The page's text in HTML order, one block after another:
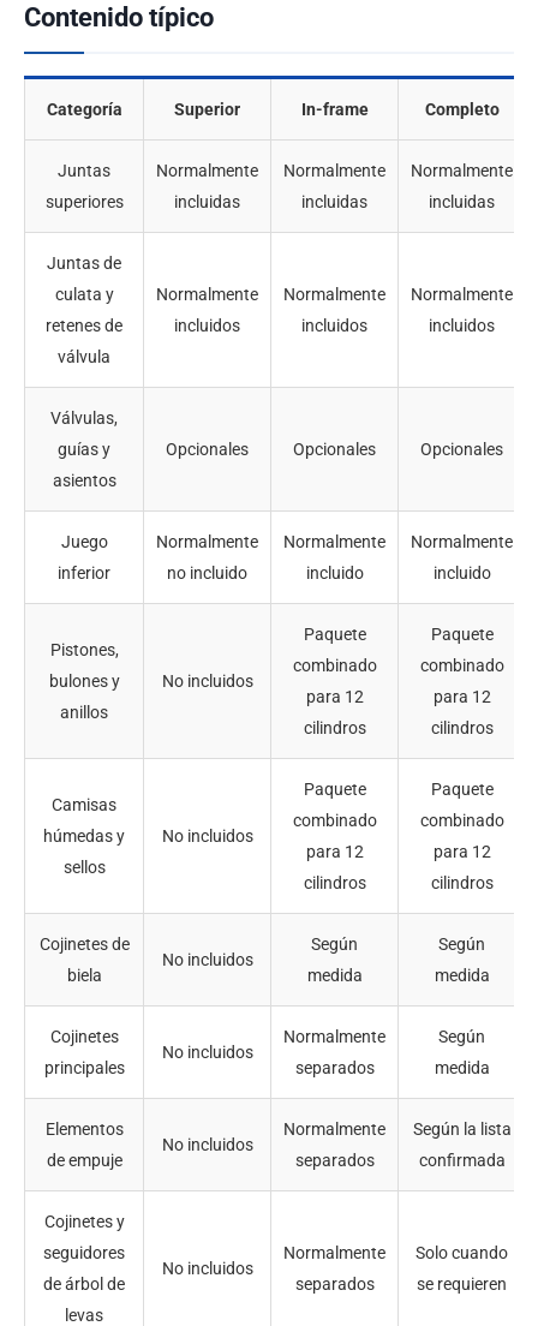
Contenido típico
Categoría Superior In-frame Completo
Juntas
superiores
Normalmente
incluidas
Normalmente
incluidas
Normalmente
incluidas
Juntas de
culata y
retenes de
válvula
Normalmente
incluidos
Normalmente
incluidos
Normalmente
incluidos
Válvulas,
guías y
asientos
Opcionales Opcionales Opcionales
Juego
inferior
Normalmente
no incluido
Normalmente
incluido
Normalmente
incluido
Pistones,
bulones y
anillos
No incluidos
Paquete
combinado
para 12
cilindros
Paquete
combinado
para 12
cilindros
Camisas
húmedas y
sellos
No incluidos
Paquete
combinado
para 12
cilindros
Paquete
combinado
para 12
cilindros
Cojinetes de
biela
No incluidos
Según
medida
Según
medida
Cojinetes
principales
No incluidos
Normalmente
separados
Según
medida
Elementos
de empuje
No incluidos
Normalmente
separados
Según la lista
confirmada
Cojinetes y
seguidores
de árbol de
levas
No incluidos
Normalmente
separados
Solo cuando
se requieren